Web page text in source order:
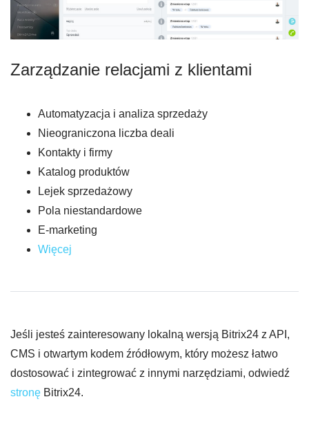
Zarządzanie relacjami z klientami
Automatyzacja i analiza sprzedaży
Nieograniczona liczba deali
Kontakty i firmy
Katalog produktów
Lejek sprzedażowy
Pola niestandardowe
E-marketing
Więcej
Jeśli jesteś zainteresowany lokalną wersją Bitrix24 z API,
CMS i otwartym kodem źródłowym, który możesz łatwo
dostosować i zintegrować z innymi narzędziami, odwiedź
stronę Bitrix24.